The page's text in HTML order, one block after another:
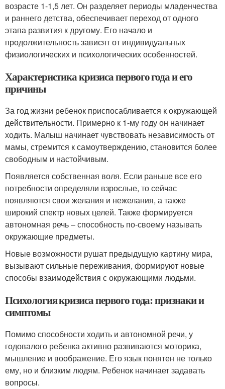
возрасте 1-1,5 лет. Он разделяет периоды младенчества
и раннего детства, обеспечивает переход от одного
этапа развития к другому. Его начало и
продолжительность зависят от индивидуальных
физиологических и психологических особенностей.
Характеристика кризиса первого года и его
причины
За год жизни ребенок приспосабливается к окружающей
действительности. Примерно к 1-му году он начинает
ходить. Малыш начинает чувствовать независимость от
мамы, стремится к самоутверждению, становится более
свободным и настойчивым.
Появляется собственная воля. Если раньше все его
потребности определяли взрослые, то сейчас
появляются свои желания и нежелания, а также
широкий спектр новых целей. Также формируется
автономная речь – способность по-своему называть
окружающие предметы.
Новые возможности рушат предыдущую картину мира,
вызывают сильные переживания, формируют новые
способы взаимодействия с окружающими людьми.
Психология кризиса первого года: признаки и
симптомы
Помимо способности ходить и автономной речи, у
годовалого ребенка активно развиваются моторика,
мышление и воображение. Его язык понятен не только
ему, но и близким людям. Ребенок начинает задавать
вопросы.